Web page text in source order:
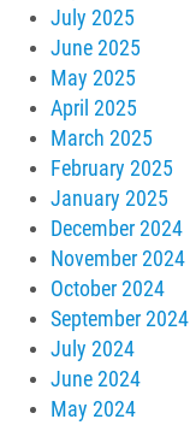
July 2025
June 2025
May 2025
April 2025
March 2025
February 2025
January 2025
December 2024
November 2024
October 2024
September 2024
July 2024
June 2024
May 2024